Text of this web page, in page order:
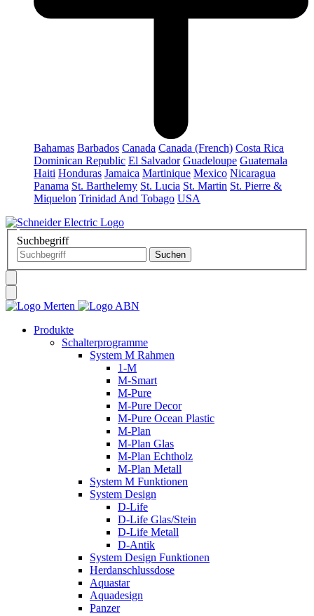
Bahamas Barbados Canada Canada (French) Costa Rica
Dominican Republic El Salvador Guadeloupe Guatemala
Haiti Honduras Jamaica Martinique Mexico Nicaragua
Panama St. Barthelemy St. Lucia St. Martin St. Pierre &
Miquelon Trinidad And Tobago USA
Suchbegriff
Produkte
Schalterprogramme
System M Rahmen
1-M
M-Smart
M-Pure
M-Pure Decor
M-Pure Ocean Plastic
M-Plan
M-Plan Glas
M-Plan Echtholz
M-Plan Metall
System M Funktionen
System Design
D-Life
D-Life Glas/Stein
D-Life Metall
D-Antik
System Design Funktionen
Herdanschlussdose
Aquastar
Aquadesign
Panzer